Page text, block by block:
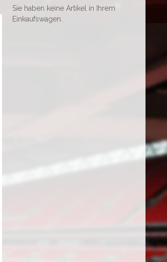
Sie haben keine Artikel in Ihrem
Einkaufswagen.